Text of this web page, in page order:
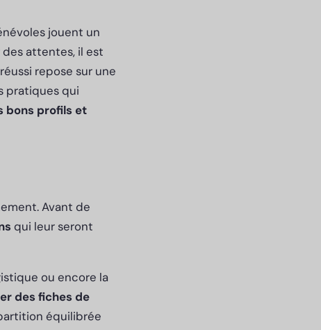
jouent un
attentes, il est
repose sur une
pratiques qui
bons profils et
Avant de
qui leur seront
ou encore la
des fiches de
équilibrée